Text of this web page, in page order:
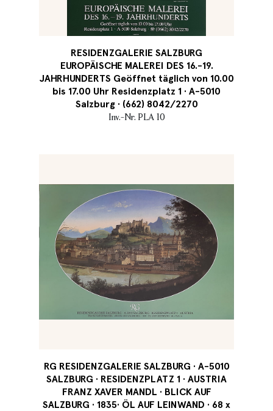
RESIDENZGALERIE SALZBURG
EUROPÄISCHE MALEREI DES 16.-19.
JAHRHUNDERTS Geöffnet täglich von 10.00
bis 17.00 Uhr Residenzplatz 1 · A-5010
Salzburg · (662) 8042/2270
Inv.-Nr. PLA 10
RG RESIDENZGALERIE SALZBURG · A-5010
SALZBURG · RESIDENZPLATZ 1 · AUSTRIA
FRANZ XAVER MANDL · BLICK AUF
SALZBURG · 1835· ÖL AUF LEINWAND · 68 x